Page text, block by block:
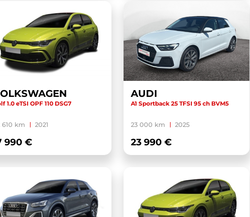
1.0 eTSI OPF 110 DSG7
610 km 2021
990 €
AUDI
A1 Sportback 25 TFSI 95 ch BVM5
23 000 km 2025
23 990 €